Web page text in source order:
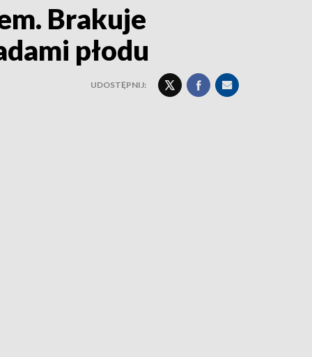
Brakuje
płodu
UDOSTĘPNIJ: